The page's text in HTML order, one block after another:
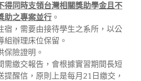
得同時支領台灣相關獎助學金且不
助之專案並行 。
宿，需要由接待學生之系所，以公
組辦理床位保留。
保險證明。
需繳交報告，會根據實習期間長短
提醒信，原則上是每月21日繳交，